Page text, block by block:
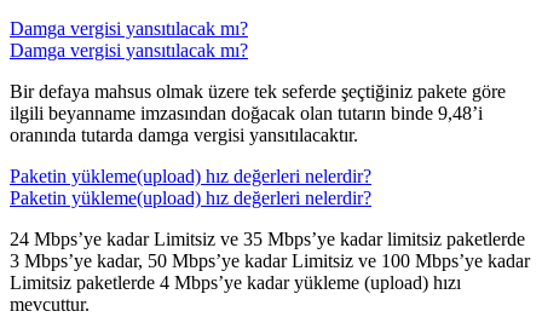
Damga vergisi yansıtılacak mı?
Damga vergisi yansıtılacak mı?
Bir defaya mahsus olmak üzere tek seferde şeçtiğiniz pakete göre
ilgili beyanname imzasından doğacak olan tutarın binde 9,48’i
oranında tutarda damga vergisi yansıtılacaktır.​​
Paketin yükleme(upload) hız değerleri nelerdir?
Paketin yükleme(upload) hız değerleri nelerdir?
24 Mbps’ye kadar Limitsiz ve 35 Mbps’ye kadar limitsiz paketlerde
3 Mbps’ye kadar, 50 Mbps’ye kadar Limitsiz ve 100 Mbps’ye kadar
Limitsiz paketlerde 4 Mbps’ye kadar yükleme (upload) hızı
mevcuttur.​​​​